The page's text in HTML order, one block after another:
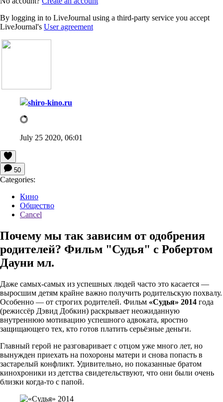
By logging in to LiveJournal using a third-party service you accept
LiveJournal's User agreement
shiro-kino.ru
July 25 2020, 06:01
50
Categories:
Кино
Общество
Cancel
Почему мы так зависим от одобрения
родителей? Фильм "Судья" с Робертом
Дауни мл.
Даже самых-самых из успешных людей часто это касается —
выросшим детям крайне важно получить родительскую похвалу.
Особенно — от строгих родителей. Фильм «Судья» 2014 года
(режиссёр Дэвид Добкин) раскрывает неожиданную
внутреннюю мотивацию успешного адвоката, яростно
защищающего тех, кто готов платить серьёзные деньги.
Главный герой не разговаривает с отцом уже много лет, но
вынужден приехать на похороны матери и снова попасть в
застарелый конфликт. Удивительно, но показанные братом
кинохроники из детства свидетельствуют, что они были очень
близки когда-то с папой.